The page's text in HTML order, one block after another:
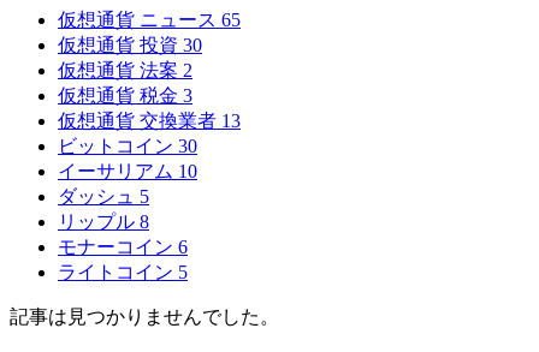
仮想通貨 ニュース 65
仮想通貨 投資 30
仮想通貨 法案 2
仮想通貨 税金 3
仮想通貨 交換業者 13
ビットコイン 30
イーサリアム 10
ダッシュ 5
リップル 8
モナーコイン 6
ライトコイン 5
記事は見つかりませんでした。